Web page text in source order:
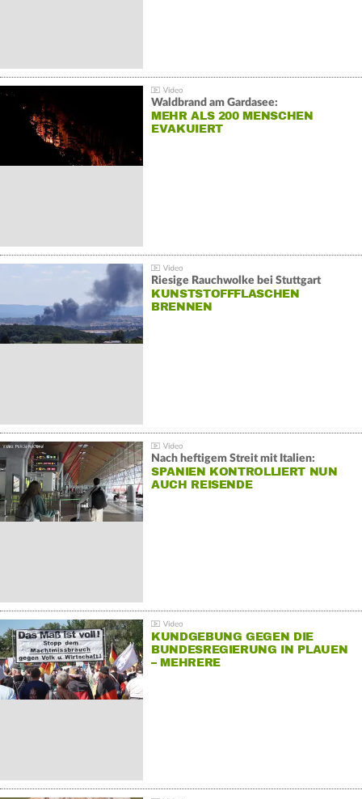
Waldbrand am Gardasee:
MEHR ALS 200 MENSCHEN
EVAKUIERT
Riesige Rauchwolke bei Stuttgart
KUNSTSTOFFFLASCHEN
BRENNEN
Nach heftigem Streit mit Italien:
SPANIEN KONTROLLIERT NUN
AUCH REISENDE
KUNDGEBUNG GEGEN DIE
BUNDESREGIERUNG IN PLAUEN
– MEHRERE